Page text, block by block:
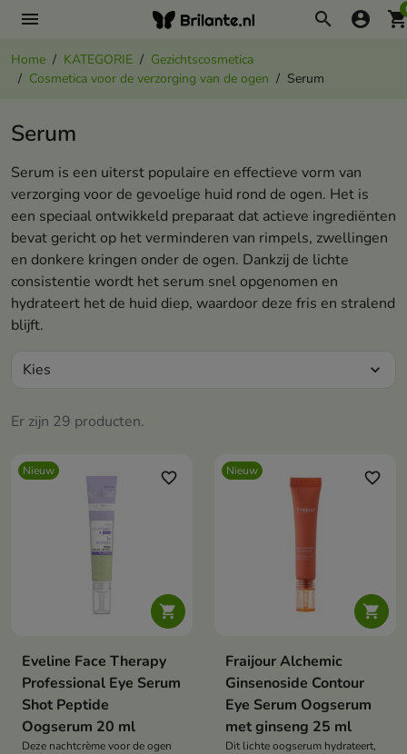
menu search account_circle
Home KATEGORIE
Gezichtscosmetica
Cosmetica voor de verzorging van de ogen
Serum
Serum
Serum is een uiterst populaire en effectieve vorm van
verzorging voor de gevoelige huid rond de ogen. Het is
een speciaal ontwikkeld preparaat dat actieve ingrediënten
bevat gericht op het verminderen van rimpels, zwellingen
en donkere kringen onder de ogen. Dankzij de lichte
consistentie wordt het serum snel opgenomen en
hydrateert het de huid diep, waardoor deze fris en stralend
blijft.
Er zijn 29 producten.
Kies expand_more
Nieuw

favorite_border
Eveline Face Therapy
Professional Eye Serum
Shot Peptide
Oogserum 20 ml
Deze nachtcrème voor de ogen
Nieuw

favorite_border
Fraijour Alchemic
Ginsenoside Contour
Eye Serum Oogserum
met ginseng 25 ml
Dit lichte oogserum hydrateert,